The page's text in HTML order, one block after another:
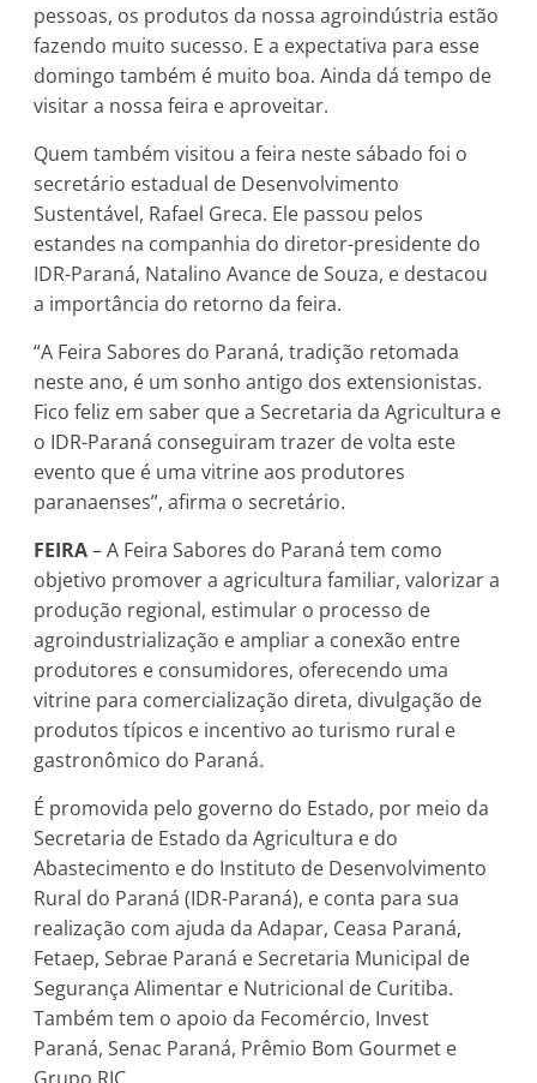
pessoas, os produtos da nossa agroindústria estão
fazendo muito sucesso. E a expectativa para esse
domingo também é muito boa. Ainda dá tempo de
visitar a nossa feira e aproveitar.
Quem também visitou a feira neste sábado foi o
secretário estadual de Desenvolvimento
Sustentável, Rafael Greca. Ele passou pelos
estandes na companhia do diretor-presidente do
IDR-Paraná, Natalino Avance de Souza, e destacou
a importância do retorno da feira.
“A Feira Sabores do Paraná, tradição retomada
neste ano, é um sonho antigo dos extensionistas.
Fico feliz em saber que a Secretaria da Agricultura e
o IDR-Paraná conseguiram trazer de volta este
evento que é uma vitrine aos produtores
paranaenses”, afirma o secretário.
FEIRA– A Feira Sabores do Paraná tem como
objetivo promover a agricultura familiar, valorizar a
produção regional, estimular o processo de
agroindustrialização e ampliar a conexão entre
produtores e consumidores, oferecendo uma
vitrine para comercialização direta, divulgação de
produtos típicos e incentivo ao turismo rural e
gastronômico do Paraná.
É promovida pelo governo do Estado, por meio da
Secretaria de Estado da Agricultura e do
Abastecimento e do Instituto de Desenvolvimento
Rural do Paraná (IDR-Paraná), e conta para sua
realização com ajuda da Adapar, Ceasa Paraná,
Fetaep, Sebrae Paraná e Secretaria Municipal de
Segurança Alimentar e Nutricional de Curitiba.
Também tem o apoio da Fecomércio, Invest
Paraná, Senac Paraná, Prêmio Bom Gourmet e